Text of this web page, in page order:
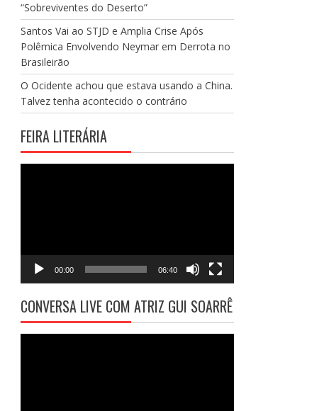
“Sobreviventes do Deserto”
Santos Vai ao STJD e Amplia Crise Após
Polêmica Envolvendo Neymar em Derrota no
Brasileirão
O Ocidente achou que estava usando a China.
Talvez tenha acontecido o contrário
FEIRA LITERÁRIA
00:00 06:40
CONVERSA LIVE COM ATRIZ GUI SOARRÊ